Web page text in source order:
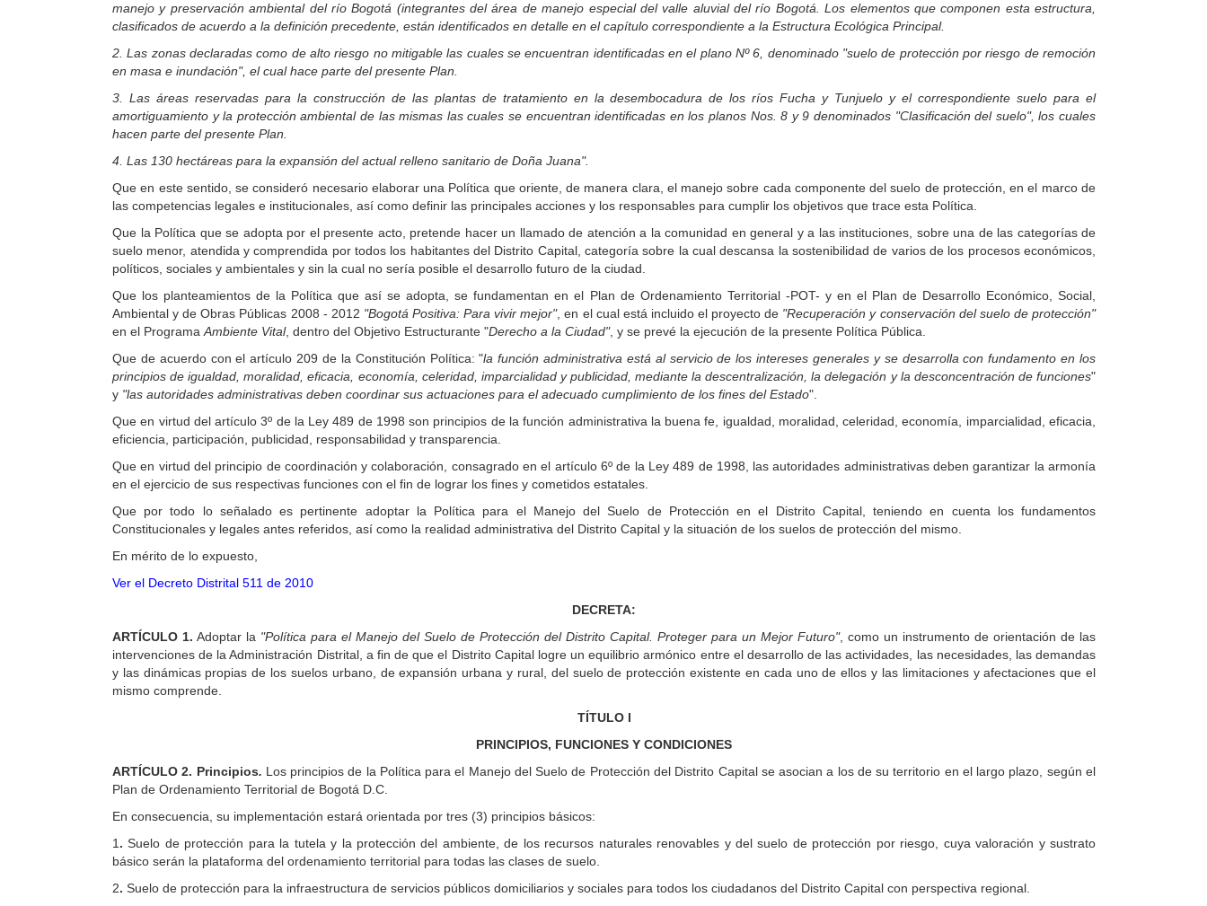
manejo y preservación ambiental del río Bogotá (integrantes del área de manejo especial del valle aluvial del río Bogotá. Los elementos que componen esta estructura,
clasificados de acuerdo a la definición precedente, están identificados en detalle en el capítulo correspondiente a la Estructura Ecológica Principal.
2. Las zonas declaradas como de alto riesgo no mitigable las cuales se encuentran identificadas en el plano Nº 6, denominado "suelo de protección por riesgo de remoción
en masa e inundación", el cual hace parte del presente Plan.
3. Las áreas reservadas para la construcción de las plantas de tratamiento en la desembocadura de los ríos Fucha y Tunjuelo y el correspondiente suelo para el
amortiguamiento y la protección ambiental de las mismas las cuales se encuentran identificadas en los planos Nos. 8 y 9 denominados "Clasificación del suelo", los cuales
hacen parte del presente Plan.
4. Las 130 hectáreas para la expansión del actual relleno sanitario de Doña Juana".
Que en este sentido, se consideró necesario elaborar una Política que oriente, de manera clara, el manejo sobre cada componente del suelo de protección, en el marco de
las competencias legales e institucionales, así como definir las principales acciones y los responsables para cumplir los objetivos que trace esta Política.
Que la Política que se adopta por el presente acto, pretende hacer un llamado de atención a la comunidad en general y a las instituciones, sobre una de las categorías de
suelo menor, atendida y comprendida por todos los habitantes del Distrito Capital, categoría sobre la cual descansa la sostenibilidad de varios de los procesos económicos,
políticos, sociales y ambientales y sin la cual no sería posible el desarrollo futuro de la ciudad.
Que los planteamientos de la Política que así se adopta, se fundamentan en el Plan de Ordenamiento Territorial -POT- y en el Plan de Desarrollo Económico, Social,
Ambiental y de Obras Públicas 2008 - 2012 "Bogotá Positiva: Para vivir mejor", en el cual está incluido el proyecto de "Recuperación y conservación del suelo de protección"
en el Programa Ambiente Vital, dentro del Objetivo Estructurante "Derecho a la Ciudad", y se prevé la ejecución de la presente Política Pública.
Que de acuerdo con el artículo 209 de la Constitución Política: "la función administrativa está al servicio de los intereses generales y se desarrolla con fundamento en los
principios de igualdad, moralidad, eficacia, economía, celeridad, imparcialidad y publicidad, mediante la descentralización, la delegación y la desconcentración de funciones"
y "las autoridades administrativas deben coordinar sus actuaciones para el adecuado cumplimiento de los fines del Estado".
Que en virtud del artículo 3º de la Ley 489 de 1998 son principios de la función administrativa la buena fe, igualdad, moralidad, celeridad, economía, imparcialidad, eficacia,
eficiencia, participación, publicidad, responsabilidad y transparencia.
Que en virtud del principio de coordinación y colaboración, consagrado en el artículo 6º de la Ley 489 de 1998, las autoridades administrativas deben garantizar la armonía
en el ejercicio de sus respectivas funciones con el fin de lograr los fines y cometidos estatales.
Que por todo lo señalado es pertinente adoptar la Política para el Manejo del Suelo de Protección en el Distrito Capital, teniendo en cuenta los fundamentos
Constitucionales y legales antes referidos, así como la realidad administrativa del Distrito Capital y la situación de los suelos de protección del mismo.
En mérito de lo expuesto,
Ver el Decreto Distrital 511 de 2010
DECRETA:
ARTÍCULO 1. Adoptar la "Política para el Manejo del Suelo de Protección del Distrito Capital. Proteger para un Mejor Futuro", como un instrumento de orientación de las
intervenciones de la Administración Distrital, a fin de que el Distrito Capital logre un equilibrio armónico entre el desarrollo de las actividades, las necesidades, las demandas
y las dinámicas propias de los suelos urbano, de expansión urbana y rural, del suelo de protección existente en cada uno de ellos y las limitaciones y afectaciones que el
mismo comprende.
TÍTULO I
PRINCIPIOS, FUNCIONES Y CONDICIONES
ARTÍCULO 2. Principios. Los principios de la Política para el Manejo del Suelo de Protección del Distrito Capital se asocian a los de su territorio en el largo plazo, según el
Plan de Ordenamiento Territorial de Bogotá D.C.
En consecuencia, su implementación estará orientada por tres (3) principios básicos:
1 .Suelo de protección para la tutela y la protección del ambiente, de los recursos naturales renovables y del suelo de protección por riesgo, cuya valoración y sustrato
básico serán la plataforma del ordenamiento territorial para todas las clases de suelo.
2. Suelo de protección para la infraestructura de servicios públicos domiciliarios y sociales para todos los ciudadanos del Distrito Capital con perspectiva regional.